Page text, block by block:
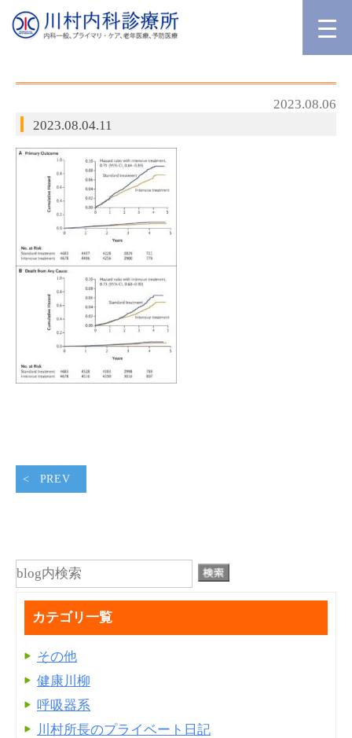
2023.08.06
2023.08.04.11
PREV
カテゴリ一覧
その他
健康川柳
呼吸器系
川村所長のプライベート日記